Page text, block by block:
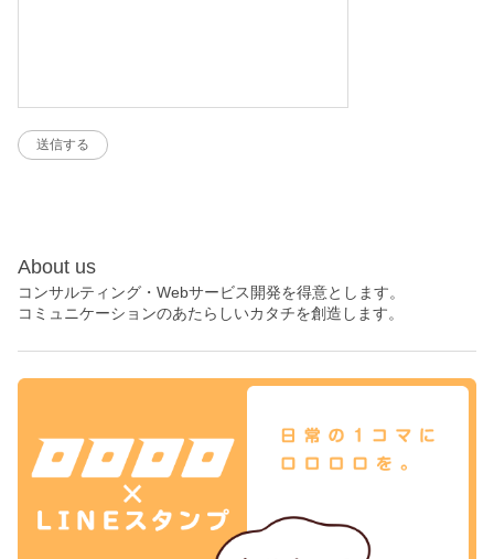
About us
コンサルティング・Webサービス開発を得意とします。
コミュニケーションのあたらしいカタチを創造します。